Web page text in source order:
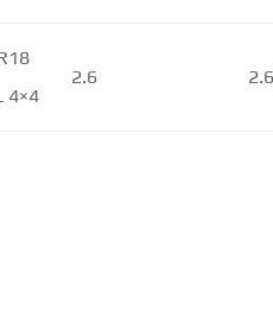
4×4
2.6